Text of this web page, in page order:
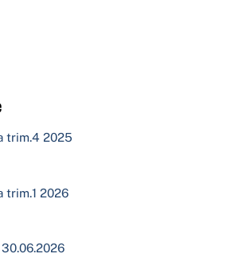
trim.4 2025
trim.1 2026